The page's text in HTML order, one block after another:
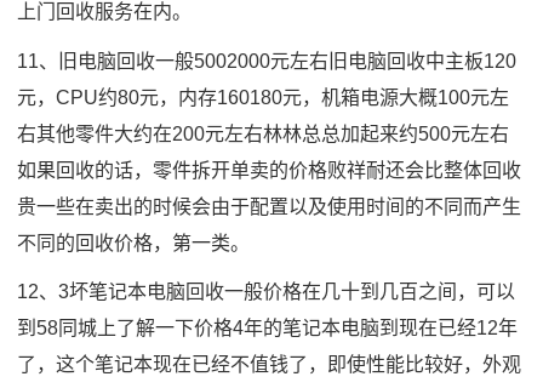
上门回收服务在内。
11、旧电脑回收一般5002000元左右旧电脑回收中主板120
元，CPU约80元，内存160180元，机箱电源大概100元左
右其他零件大约在200元左右林林总总加起来约500元左右
如果回收的话，零件拆开单卖的价格败祥耐还会比整体回收
贵一些在卖出的时候会由于配置以及使用时间的不同而产生
不同的回收价格，第一类。
12、3坏笔记本电脑回收一般价格在几十到几百之间，可以
到58同城上了解一下价格4年的笔记本电脑到现在已经12年
了，这个笔记本现在已经不值钱了，即使性能比较好，外观